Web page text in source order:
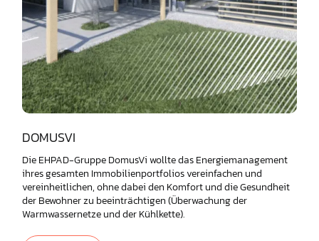
DOMUSVI
Die EHPAD-Gruppe DomusVi wollte das Energiemanagement
ihres gesamten Immobilienportfolios vereinfachen und
vereinheitlichen, ohne dabei den Komfort und die Gesundheit
der Bewohner zu beeinträchtigen (Überwachung der
Warmwassernetze und der Kühlkette).